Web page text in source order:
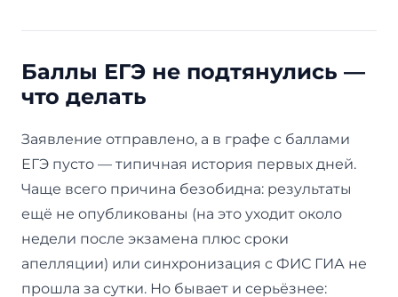
Баллы ЕГЭ не подтянулись —
что делать
Заявление отправлено, а в графе с баллами
ЕГЭ пусто — типичная история первых дней.
Чаще всего причина безобидна: результаты
ещё не опубликованы (на это уходит около
недели после экзамена плюс сроки
апелляции) или синхронизация с ФИС ГИА не
прошла за сутки. Но бывает и серьёзнее: